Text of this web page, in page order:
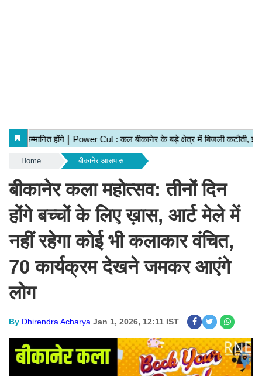
Home बीकानेर आसपास
बीकानेर कला महोत्सव: तीनों दिन
होंगे बच्चों के लिए ख़ास, आर्ट मेले में
नहीं रहेगा कोई भी कलाकार वंचित,
70 कार्यक्रम देखने जमकर आएंगे
लोग
By Dhirendra Acharya Jan 1, 2026, 12:11 IST